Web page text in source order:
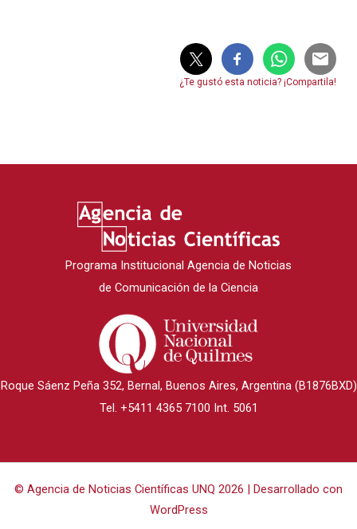
¿Te gustó esta noticia? ¡Compartila!
Programa Institucional Agencia de Noticias
de Comunicación de la Ciencia
Roque Sáenz Peña 352, Bernal, Buenos Aires, Argentina (B1876BXD)
Tel. +5411 4365 7100 Int. 5061
© Agencia de Noticias Científicas UNQ 2026 | Desarrollado con
WordPress